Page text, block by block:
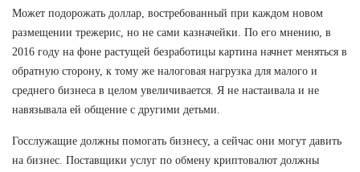
Может подорожать доллар, востребованный при каждом новом
размещении трежерис, но не сами казначейки. По его мнению, в
2016 году на фоне растущей безработицы картина начнет меняться в
обратную сторону, к тому же налоговая нагрузка для малого и
среднего бизнеса в целом увеличивается. Я не настаивала и не
навязывала ей общение с другими детьми.
Госслужащие должны помогать бизнесу, а сейчас они могут давить
на бизнес. Поставщики услуг по обмену криптовалют должны